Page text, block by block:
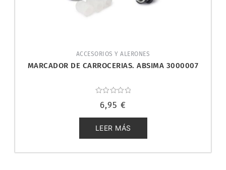
ACCESORIOS Y ALERONES
MARCADOR DE CARROCERIAS. ABSIMA 3000007
con
de
5
6,95 €
LEER MÁS